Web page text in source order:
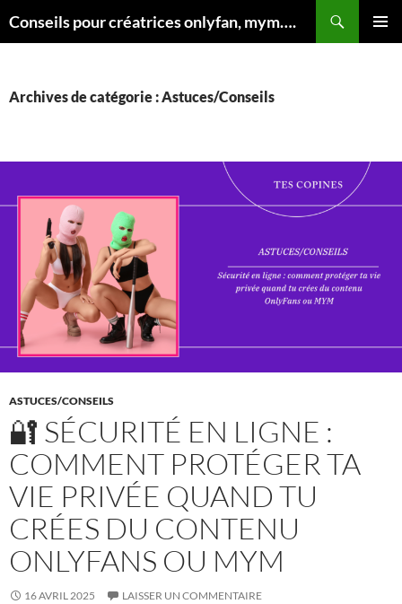
auConseils pour créatrices onlyfan, mym….
Archives de catégorie : Astuces/Conseils
ASTUCES/CONSEILS
🔐 SÉCURITÉ EN LIGNE :
COMMENT PROTÉGER TA
VIE PRIVÉE QUAND TU
CRÉES DU CONTENU
ONLYFANS OU MYM
16 AVRIL 2025 LAISSER UN COMMENTAIRE